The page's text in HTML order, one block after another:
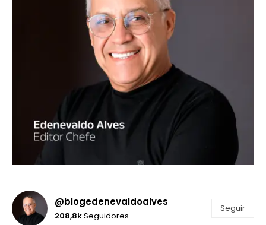
@blogedenevaldoalves
208,8kSeguidores
Seguir